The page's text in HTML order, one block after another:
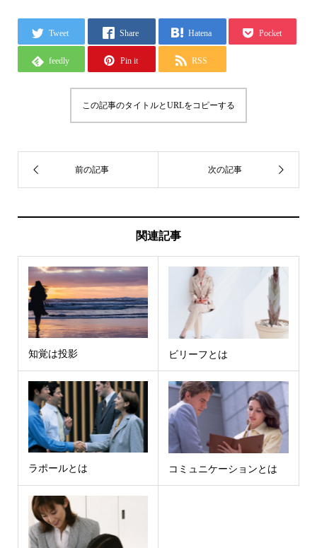
Tweet Share Hatena Pocket
feedly Pin it RSS
この記事のタイトルとURLをコピーする
関連記事
知覚は投影 ビリーフとは
ラポールとは コミュニケーションとは